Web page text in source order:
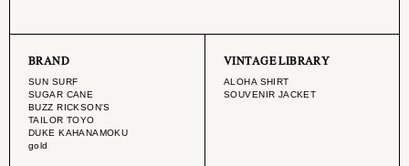
BRAND
SUN SURF
SUGAR CANE
BUZZ RICKSON'S
TAILOR TOYO
DUKE KAHANAMOKU
gold
VINTAGE LIBRARY
ALOHA SHIRT
SOUVENIR JACKET